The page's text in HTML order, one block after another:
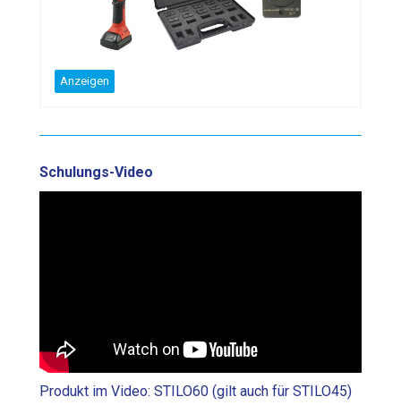
Anzeigen
Schulungs-Video
Produkt im Video: STILO60 (gilt auch für STILO45)